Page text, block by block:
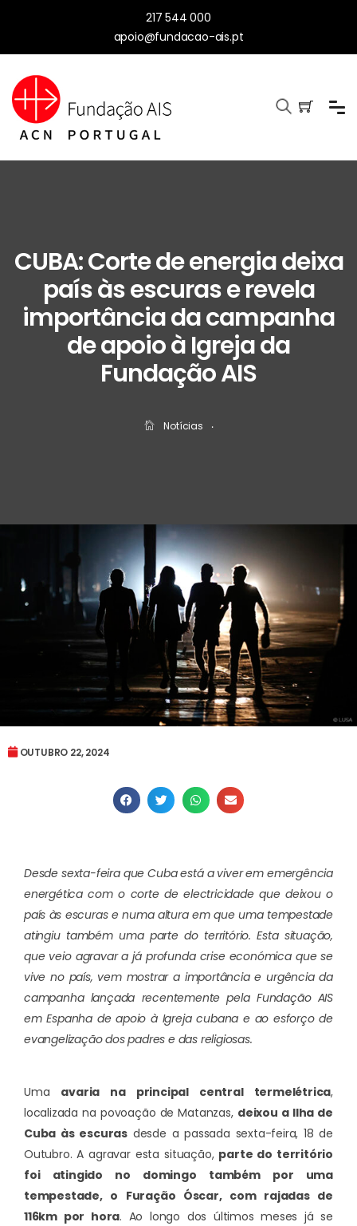
217 544 000
apoio@fundacao-ais.pt
CUBA: Corte de energia deixa
país às escuras e revela
importância da campanha
de apoio à Igreja da
Fundação AIS
Notícias ‧
OUTUBRO 22, 2024
Desde sexta-feira que Cuba está a viver em emergência
energética com o corte de electricidade que deixou o
país às escuras e numa altura em que uma tempestade
atingiu também uma parte do território. Esta situação,
que veio agravar a já profunda crise económica que se
vive no país, vem mostrar a importância e urgência da
campanha lançada recentemente pela Fundação AIS
em Espanha de apoio à Igreja cubana e ao esforço de
evangelização dos padres e das religiosas.
Uma avaria na principal central termelétrica,
localizada na povoação de Matanzas, deixou a Ilha de
Cuba às escuras desde a passada sexta-feira, 18 de
Outubro. A agravar esta situação, parte do território
foi atingido no domingo também por uma
tempestade, o Furação Óscar, com rajadas de
116km por hora. Ao longo dos últimos meses já se